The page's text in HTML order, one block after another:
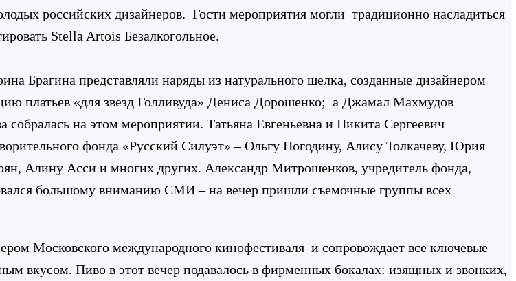
российских дизайнеров. Гости мероприятия могли традиционно насладиться
Stella Artois Безалкогольное.
Брагина представляли наряды из натурального шелка, созданные дизайнером
платьев «для звезд Голливуда» Дениса Дорошенко; а Джамал Махмудов
на этом мероприятии. Татьяна Евгеньевна и Никита Сергеевич
фонда «Русский Силуэт» – Ольгу Погодину, Алису Толкачеву, Юрия
Алину Асси и многих других. Александр Митрошенков, учредитель фонда,
большому вниманию СМИ – на вечер пришли съемочные группы всех
Московского международного кинофестиваля и сопровождает все ключевые
вкусом. Пиво в этот вечер подавалось в фирменных бокалах: изящных и звонких,